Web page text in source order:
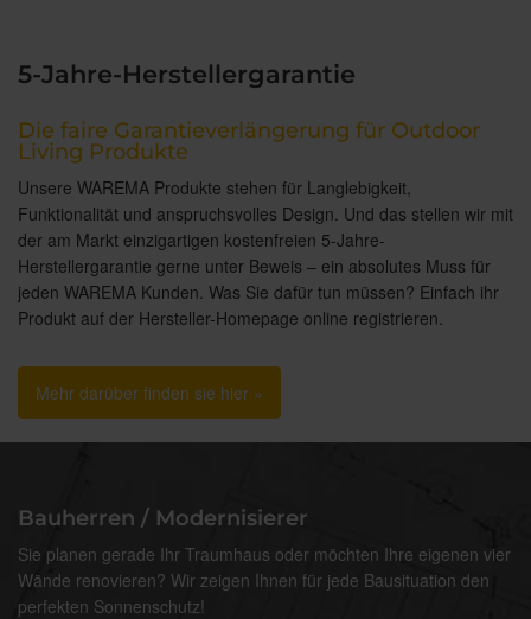
5-Jahre-Herstellergarantie
Die faire Garantieverlängerung für Outdoor
Living Produkte
Unsere WAREMA Produkte stehen für Langlebigkeit,
Funktionalität und anspruchsvolles Design. Und das stellen wir mit
der am Markt einzigartigen kostenfreien 5-Jahre-
Herstellergarantie gerne unter Beweis – ein absolutes Muss für
jeden WAREMA Kunden. Was Sie dafür tun müssen? Einfach ihr
Produkt auf der Hersteller-Homepage online registrieren.
Mehr darüber finden sie hier »
Bauherren / Modernisierer
Sie planen gerade Ihr Traumhaus oder möchten Ihre eigenen vier
Wände renovieren? Wir zeigen Ihnen für jede Bausituation den
perfekten Sonnenschutz!